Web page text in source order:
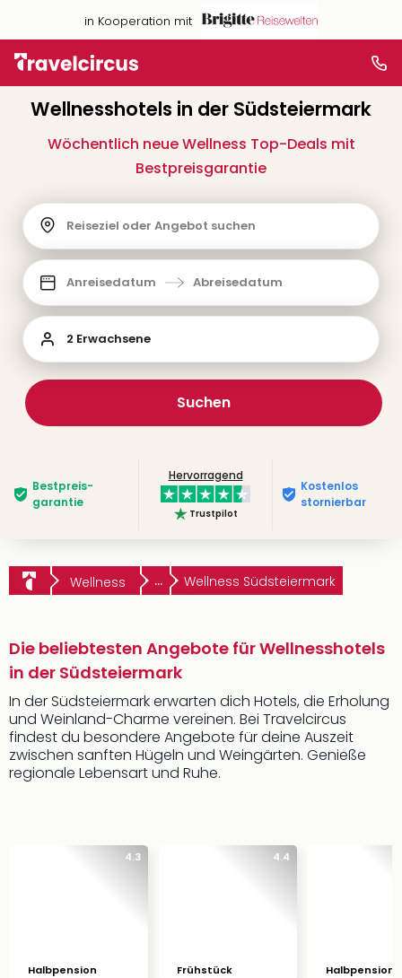
in Kooperation mit
Wellnesshotels in der Südsteiermark
Wöchentlich neue Wellness Top-Deals mit
Bestpreisgarantie
Reiseziel oder Angebot suchen
Anreisedatum Abreisedatum
2 Erwachsene
Suchen
Bestpreis­
garantie
Hervorragend
Trustpilot
Kostenlos
stornierbar
Wellness ... Wellness Südsteiermark
Die beliebtesten Angebote für Wellnesshotels
in der Südsteiermark
In der Südsteiermark erwarten dich Hotels, die Erholung
und Weinland-Charme vereinen. Bei Travelcircus
findest du besondere Angebote für deine Auszeit
zwischen sanften Hügeln und Weingärten. Genieße
regionale Lebensart und Ruhe.
4.3
Halbpension
4.4
Frühstück
Halbpension